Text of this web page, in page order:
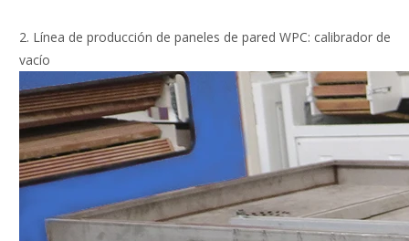
2. Línea de producción de paneles de pared WPC: calibrador de
vacío